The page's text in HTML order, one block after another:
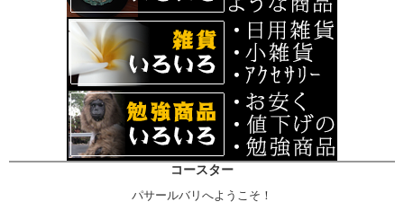
コースター
パサールバリへようこそ！